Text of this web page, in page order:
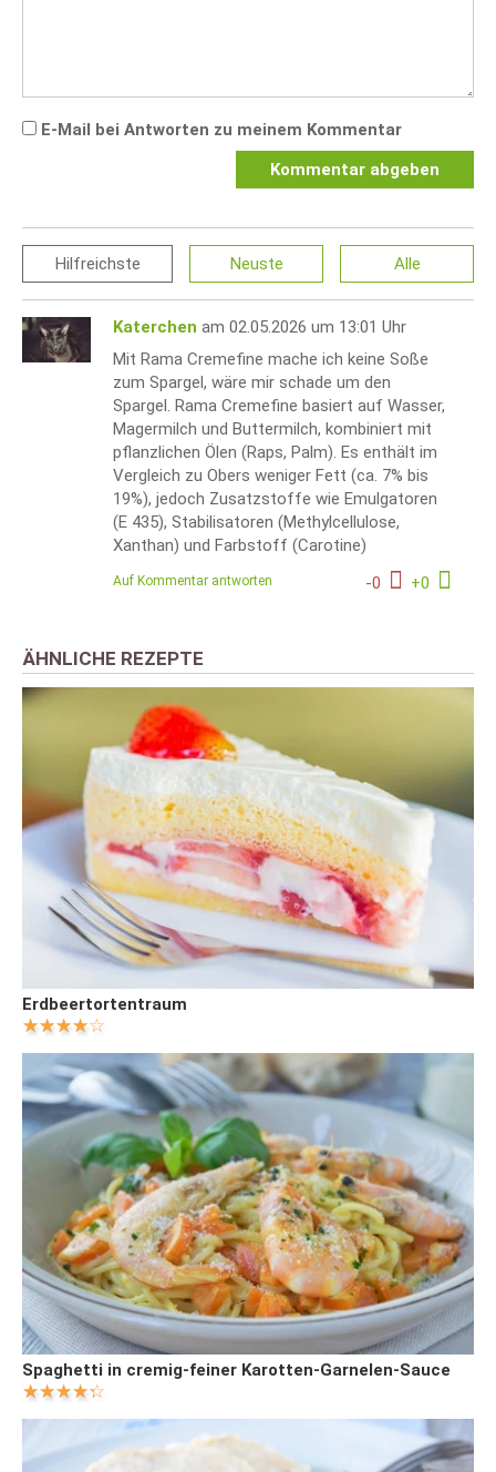
E-Mail bei Antworten zu meinem Kommentar
Kommentar abgeben
Hilfreichste Neuste Alle
Katerchen am 02.05.2026 um 13:01 Uhr
Mit Rama Cremefine mache ich keine Soße
zum Spargel, wäre mir schade um den
Spargel. Rama Cremefine basiert auf Wasser,
Magermilch und Buttermilch, kombiniert mit
pflanzlichen Ölen (Raps, Palm). Es enthält im
Vergleich zu Obers weniger Fett (ca. 7% bis
19%), jedoch Zusatzstoffe wie Emulgatoren
(E 435), Stabilisatoren (Methylcellulose,
Xanthan) und Farbstoff (Carotine)
-0 +0
Auf Kommentar antworten
ÄHNLICHE REZEPTE
Erdbeertortentraum
Spaghetti in cremig-feiner Karotten-Garnelen-Sauce